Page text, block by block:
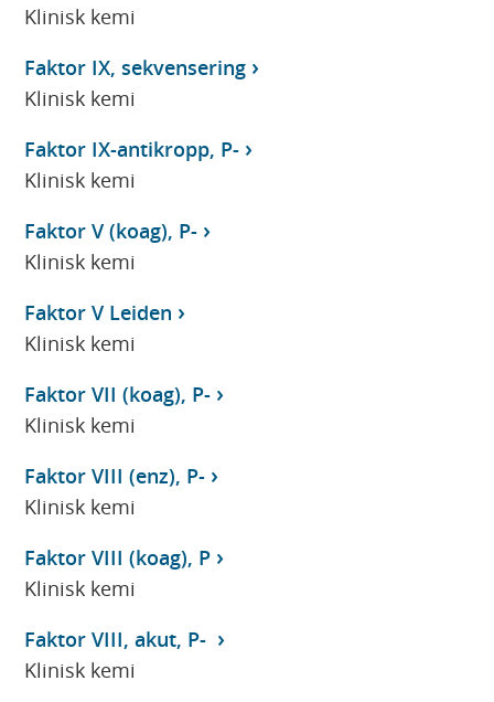
Klinisk kemi
Faktor IX, sekvensering
Klinisk kemi
Faktor IX-antikropp, P-
Klinisk kemi
Faktor V (koag), P-
Klinisk kemi
Faktor V Leiden
Klinisk kemi
Faktor VII (koag), P-
Klinisk kemi
Faktor VIII (enz), P-
Klinisk kemi
Faktor VIII (koag), P
Klinisk kemi
Faktor VIII, akut, P-
Klinisk kemi